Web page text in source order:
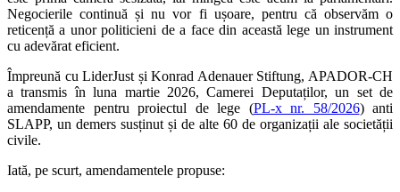
Negocierile continuă și nu vor fi ușoare, pentru că observăm o
reticență a unor politicieni de a face din această lege un instrument
cu adevărat eficient.
Împreună cu LiderJust și Konrad Adenauer Stiftung, APADOR-CH
a transmis în luna martie 2026, Camerei Deputaților, un set de
amendamente pentru proiectul de lege (PL-x nr. 58/2026) anti
SLAPP, un demers susținut și de alte 60 de organizații ale societății
civile.
Iată, pe scurt, amendamentele propuse: